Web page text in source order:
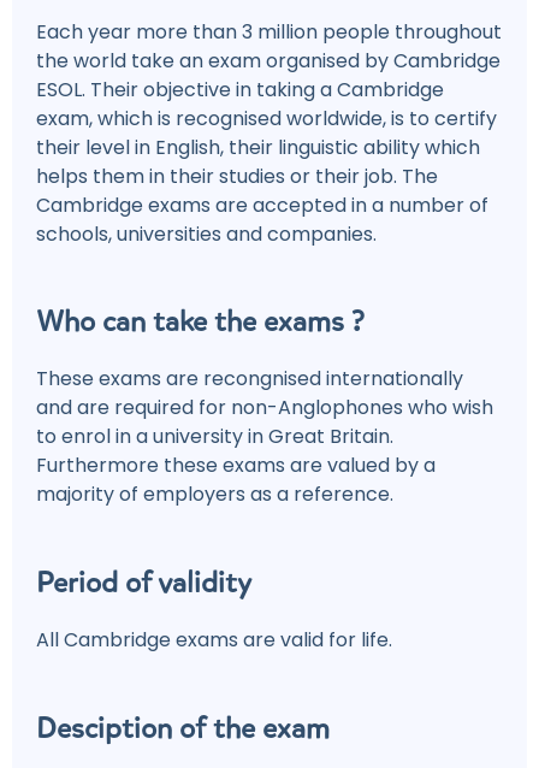
Each year more than 3 million people throughout
the world take an exam organised by Cambridge
ESOL. Their objective in taking a Cambridge
exam, which is recognised worldwide, is to certify
their level in English, their linguistic ability which
helps them in their studies or their job. The
Cambridge exams are accepted in a number of
schools, universities and companies.
Who can take the exams ?
These exams are recongnised internationally
and are required for non-Anglophones who wish
to enrol in a university in Great Britain.
Furthermore these exams are valued by a
majority of employers as a reference.
Period of validity
All Cambridge exams are valid for life.
Desciption of the exam